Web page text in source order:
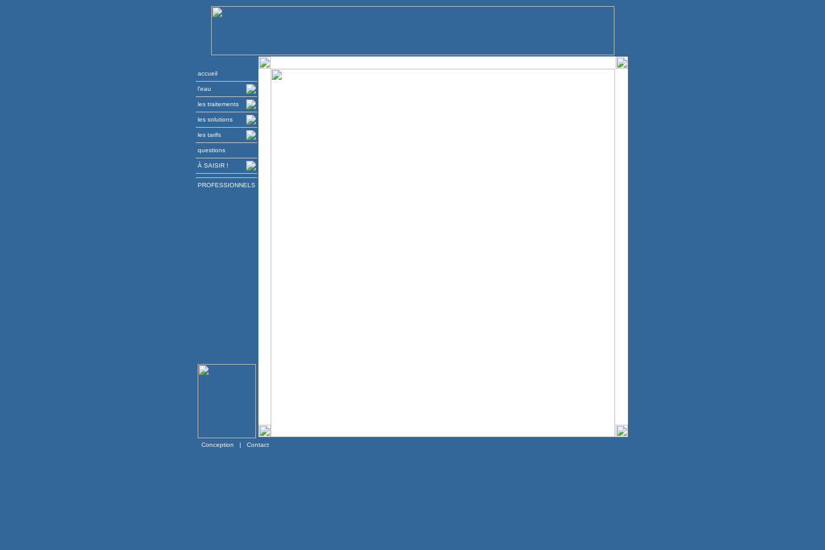
accueil
l'eau
les traitements
les solutions
les tarifs
questions
À SAISIR !
PROFESSIONNELS
Conception | Contact